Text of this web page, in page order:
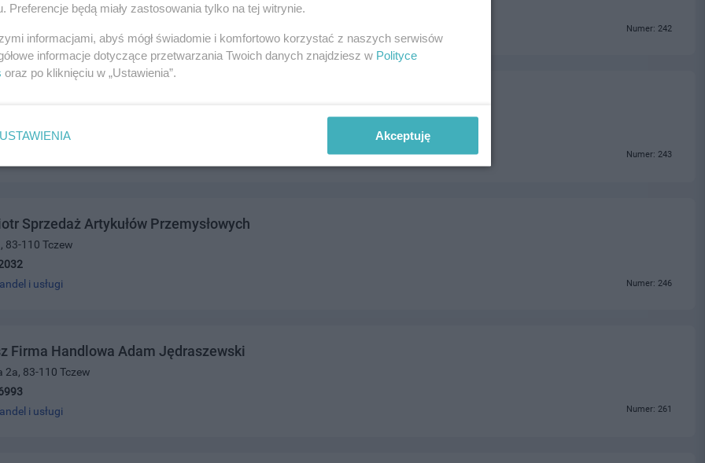
Numer: 242
Numer: 243
Sprzedaż Artykułów Przemysłowych
83-110 Tczew
i usługi Numer: 246
Firma Handlowa Adam Jędraszewski
2a, 83-110 Tczew
i usługi Numer: 261
Preferencje będą miały zastosowania tylko na tej witrynie.
informacjami, abyś mógł świadomie i komfortowo korzystać z naszych serwisów
informacje dotyczące przetwarzania Twoich danych znajdziesz w Polityce
oraz po kliknięciu w „Ustawienia”.
USTAWIENIA Akceptuję